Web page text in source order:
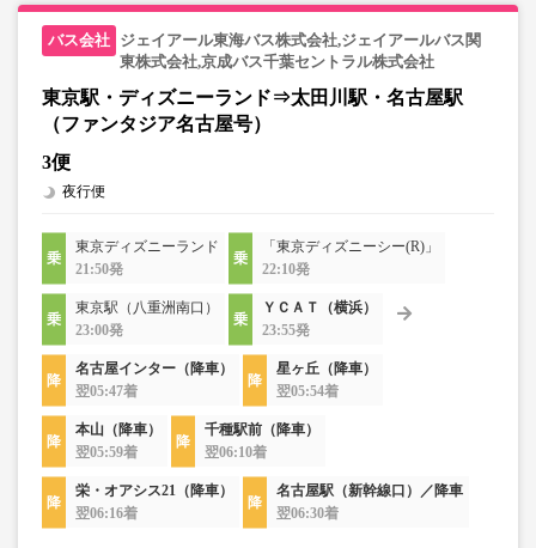
ジェイアール東海バス株式会社,ジェイアールバス関
東株式会社,京成バス千葉セントラル株式会社
東京駅・ディズニーランド⇒太田川駅・名古屋駅
（ファンタジア名古屋号）
3便
夜行便
東京ディズニーランド
21:50発
「東京ディズニーシー(R)」
22:10発
東京駅（八重洲南口）
23:00発
ＹＣＡＴ（横浜）
23:55発
名古屋インター（降車）
翌05:47着
星ヶ丘（降車）
翌05:54着
本山（降車）
翌05:59着
千種駅前（降車）
翌06:10着
栄・オアシス21（降車）
翌06:16着
名古屋駅（新幹線口）／降車
翌06:30着